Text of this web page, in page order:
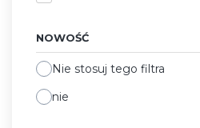
NOWOŚĆ
Nie stosuj tego filtra
nie